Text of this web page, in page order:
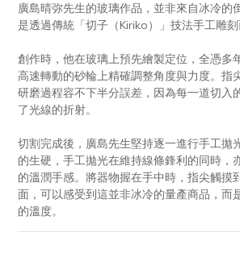
廣島晴弥先生的玻璃作品，並非來自冰冷的
是透過傳統「切子（Kiriko）」技法手工雕刻
創作時，他在玻璃上預先繪製定位，全憑多
高速轉動的砂輪上精確調整角度與力度。指
研磨過程容不下半分誤差，因為每一道切入
了光線的折射。
切割完成後，廣島先生堅持逐一進行手工拋
的生硬，手工拋光在維持線條鋒利的同時，
的溫潤手感。將器物握在手中時，指尖觸摸
面，可以感受到這並非冰冷的量產商品，而
的溫度。